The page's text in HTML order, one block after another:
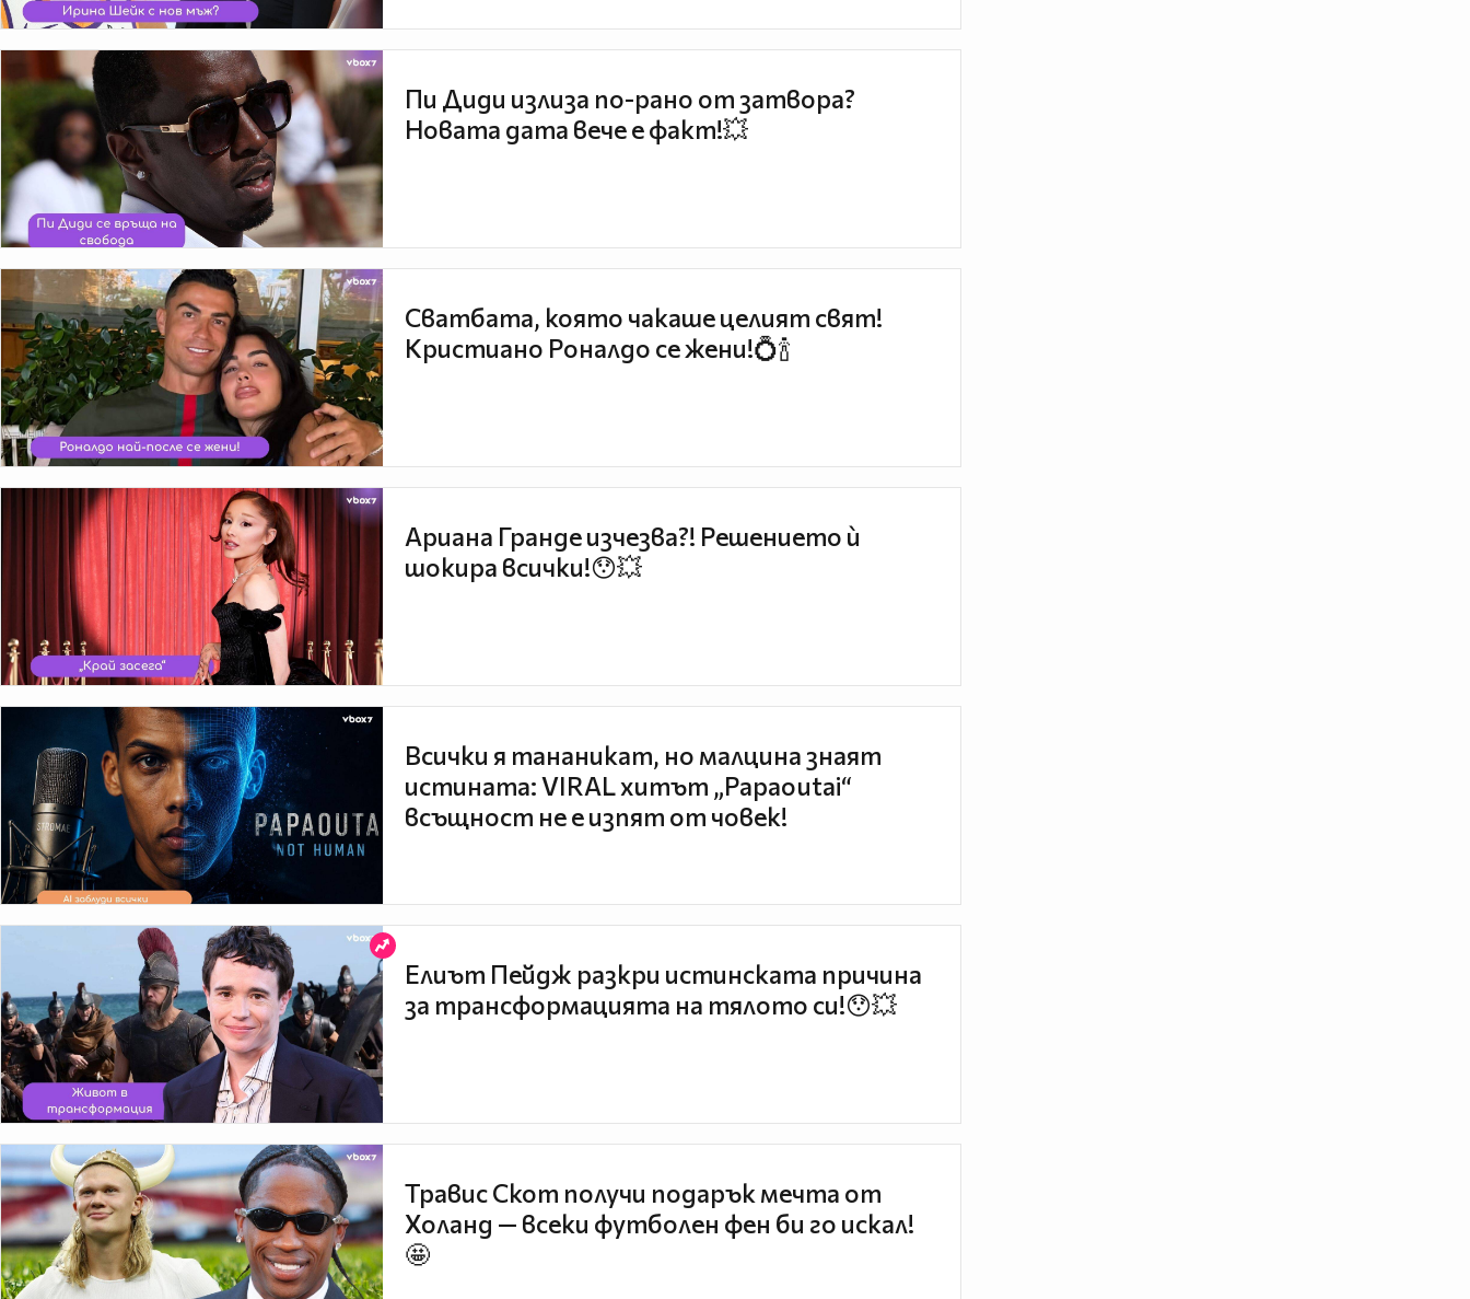
Пи Диди излиза по-рано от затвора?
Новата дата вече е факт!💥
Сватбата, която чакаше целият свят!
Кристиано Роналдо се жени!💍🍾
Ариана Гранде изчезва?! Решението ѝ
шокира всички!😯💥
Всички я тананикат, но малцина знаят
истината: VIRAL хитът „Papaoutai“
всъщност не е изпят от човек!
Елиът Пейдж разкри истинската причина
за трансформацията на тялото си!😯💥
Травис Скот получи подарък мечта от
Холанд — всеки футболен фен би го искал!
🤩